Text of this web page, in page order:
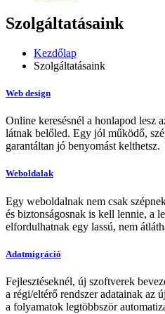
Szolgáltatásaink
Kezdőlap
Szolgáltatásaink
Web design
Online keresésnél a honlapod lesz
látnak belőled. Egy jól működő,
garantáltan jó benyomást kelthetsz.
Weboldalak
Egy weboldalnak nem csak
és biztonságosnak is kell lennie, a
elfordulhatnak egy lassú, nem
Adatmigráció
Fejlesztéseknél, új szoftverek
a régi/eltérő rendszer adatainak az
a folyamatok legtöbbször